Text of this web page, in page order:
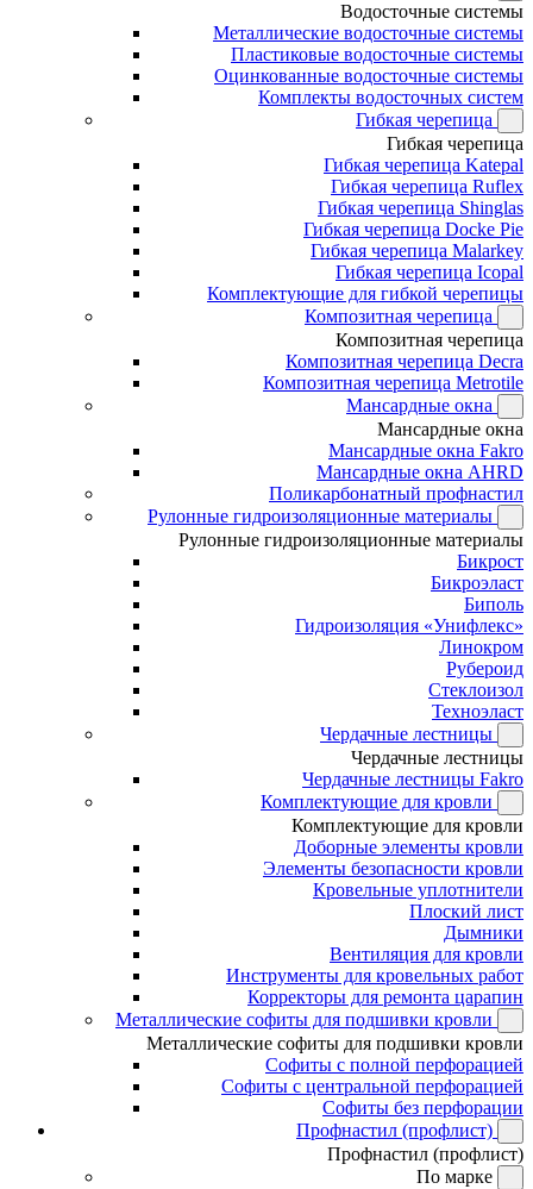
Водосточные системы
Металлические водосточные системы
Пластиковые водосточные системы
Оцинкованные водосточные системы
Комплекты водосточных систем
Гибкая черепица
Гибкая черепица
Гибкая черепица Katepal
Гибкая черепица Ruflex
Гибкая черепица Shinglas
Гибкая черепица Docke Pie
Гибкая черепица Malarkey
Гибкая черепица Icopal
Комплектующие для гибкой черепицы
Композитная черепица
Композитная черепица
Композитная черепица Decra
Композитная черепица Metrotile
Мансардные окна
Мансардные окна
Мансардные окна Fakro
Мансардные окна AHRD
Поликарбонатный профнастил
Рулонные гидроизоляционные материалы
Рулонные гидроизоляционные материалы
Бикрост
Бикроэласт
Биполь
Гидроизоляция «Унифлекс»
Линокром
Рубероид
Стеклоизол
Техноэласт
Чердачные лестницы
Чердачные лестницы
Чердачные лестницы Fakro
Комплектующие для кровли
Комплектующие для кровли
Доборные элементы кровли
Элементы безопасности кровли
Кровельные уплотнители
Плоский лист
Дымники
Вентиляция для кровли
Инструменты для кровельных работ
Корректоры для ремонта царапин
Металлические софиты для подшивки кровли
Металлические софиты для подшивки кровли
Софиты с полной перфорацией
Софиты с центральной перфорацией
Софиты без перфорации
Профнастил (профлист)
Профнастил (профлист)
По марке